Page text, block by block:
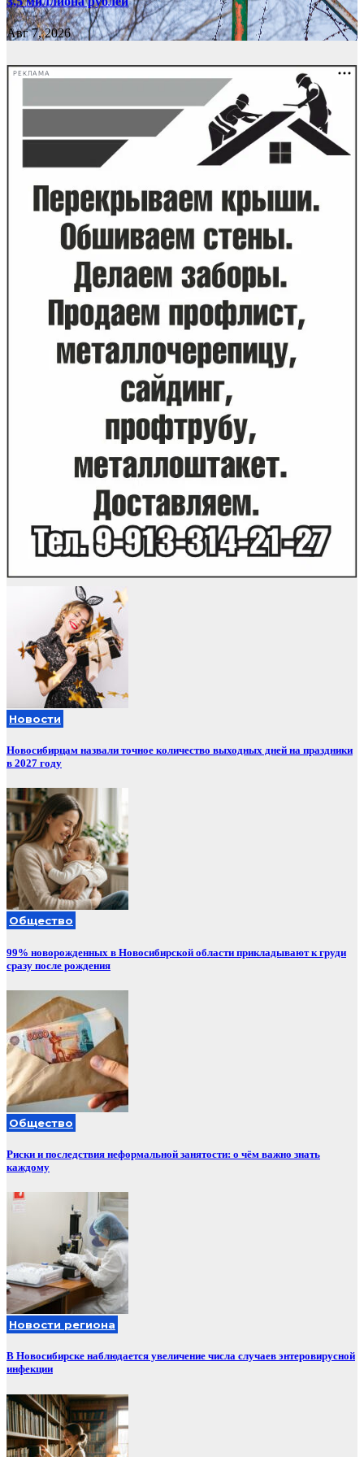
Авг 7, 2026
РЕКЛАМА
Новости
Новосибирцам назвали точное количество выходных дней на праздники
в 2027 году
Общество
99% новорожденных в Новосибирской области прикладывают к груди
сразу после рождения
Общество
Риски и последствия неформальной занятости: о чём важно знать
каждому
Новости региона
В Новосибирске наблюдается увеличение числа случаев энтеровирусной
инфекции